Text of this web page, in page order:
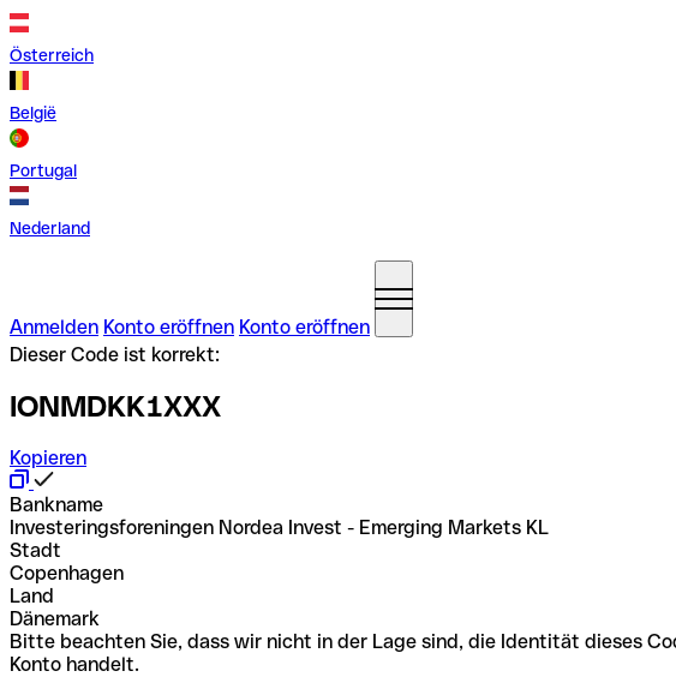
Österreich
België
Portugal
Nederland
Anmelden Konto eröffnen Konto eröffnen
Dieser Code ist korrekt:
IONMDKK1XXX
Kopieren
Bankname
Investeringsforeningen Nordea Invest - Emerging Markets KL
Stadt
Copenhagen
Land
Dänemark
Bitte beachten Sie, dass wir nicht in der Lage sind, die Identität dieses
Konto handelt.